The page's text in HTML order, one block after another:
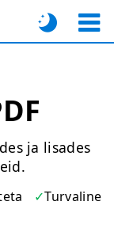
ja lisades
Turvaline